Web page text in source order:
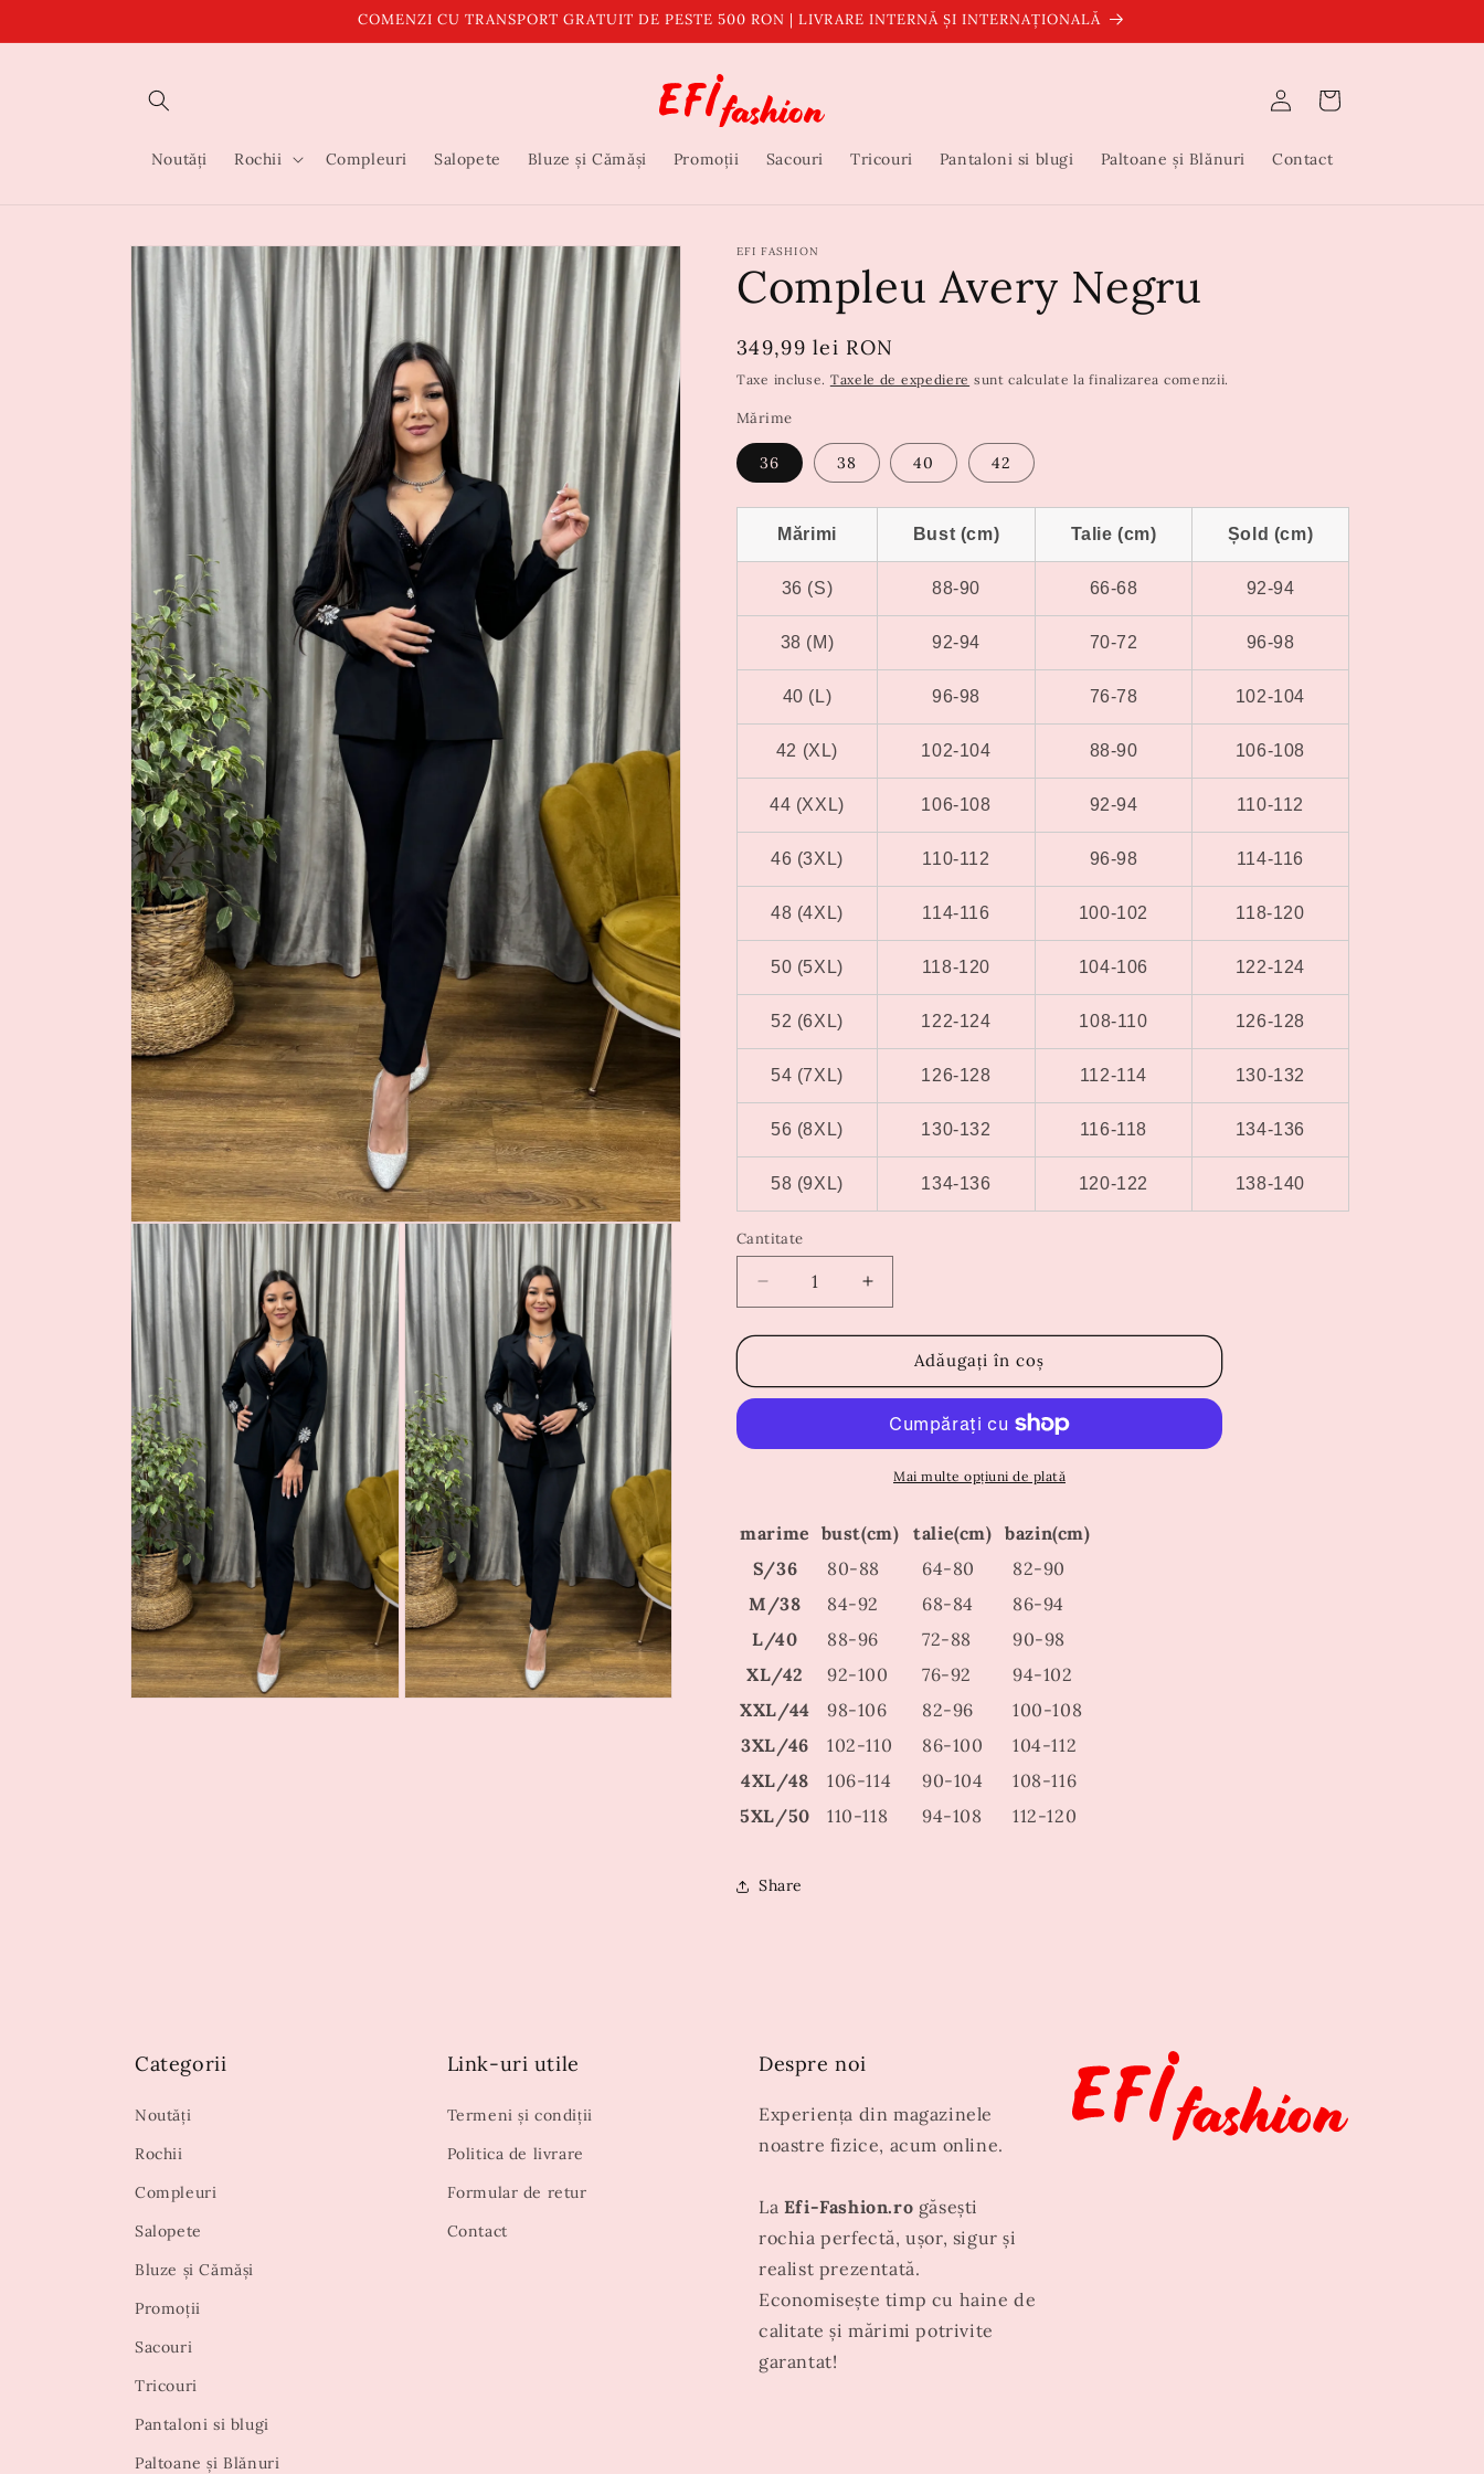
COMENZI CU TRANSPORT GRATUIT DE PESTE 500 RON | LIVRARE INTERNĂ ȘI INTERNAȚIONALĂ
Noutăți Rochii Compleuri Salopete Bluze și Cămăși Promoții Sacouri Tricouri Pantaloni si blugi Paltoane și Blănuri Contact
Conectați-
Coș
informațiile
produs
EFI FASHION
Compleu Avery Negru
Preț
obișnuit
349,99 lei RON
Taxe incluse. Taxele de expediere sunt calculate la finalizarea comenzii.
Mărime
36 38 40 42
Mărimi Bust (cm) Talie (cm) Șold (cm)
36 (S) 88-90 66-68 92-94
38 (M) 92-94 70-72 96-98
40 (L) 96-98 76-78 102-104
42 (XL) 102-104 88-90 106-108
44 (XXL) 106-108 92-94 110-112
46 (3XL) 110-112 96-98 114-116
48 (4XL) 114-116 100-102 118-120
50 (5XL) 118-120 104-106 122-124
52 (6XL) 122-124 108-110 126-128
54 (7XL) 126-128 112-114 130-132
56 (8XL) 130-132 116-118 134-136
58 (9XL) 134-136 120-122 138-140
Cantitate
Reduceți
cantitatea
pentru
Avery
Creșteți
cantitatea
pentru
Compleu
Avery
Adăugați în coș
Mai multe opțiuni de plată
marime bust(cm) talie(cm)
bazin(cm)
S/36
80-88 64-80
82-90
M/38
84-92 68-84
86-94
L/40
88-96 72-88
90-98
XL/42
92-100 76-92
94-102
XXL/44
98-106 82-96
100-108
3XL/46
102-110 86-100
104-112
4XL/48
106-114 90-104
108-116
5XL/50
110-118 94-108 112-120
Share
Categorii
Noutăți
Rochii
Compleuri
Salopete
Bluze și Cămăși
Promoții
Sacouri
Tricouri
Pantaloni si blugi
Paltoane și Blănuri
Link-uri utile
Termeni și condiții
Politica de livrare
Formular de retur
Contact
Despre noi
Experiența din magazinele
noastre fizice, acum online.
La Efi-Fashion.ro găsești
rochia perfectă, ușor, sigur și
realist prezentată.
Economisește timp cu haine de
calitate și mărimi potrivite
garantat!